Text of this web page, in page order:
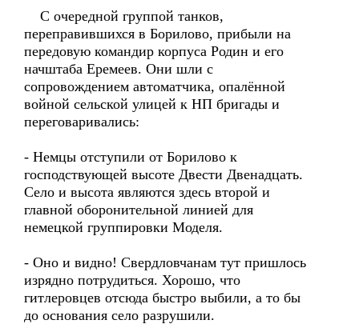
С очередной группой танков,
переправившихся в Борилово, прибыли на
передовую командир корпуса Родин и его
начштаба Еремеев. Они шли с
сопровождением автоматчика, опалённой
войной сельской улицей к НП бригады и
переговаривались:
- Немцы отступили от Борилово к
господствующей высоте Двести Двенадцать.
Село и высота являются здесь второй и
главной оборонительной линией для
немецкой группировки Моделя.
- Оно и видно! Свердловчанам тут пришлось
изрядно потрудиться. Хорошо, что
гитлеровцев отсюда быстро выбили, а то бы
до основания село разрушили.